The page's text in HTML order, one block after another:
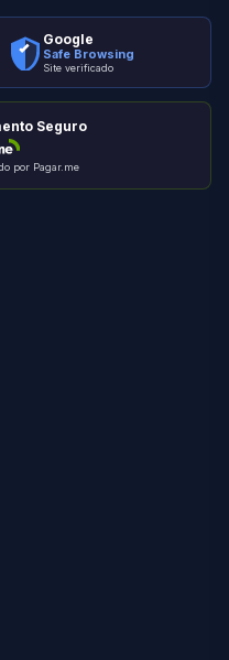
Google
Safe Browsing
Site verificado
Seguro
por Pagar.me